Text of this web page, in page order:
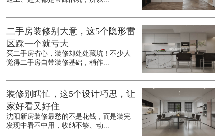
二手房装修别大意，这5个隐形雷
区踩一个就亏大
买二手房省心，装修却处处藏坑！不少人
觉得二手房自带装修基础，稍作...
装修别瞎忙，这5个设计巧思，让
家好看又好住
沈阳新房装修最愁的不是花钱，而是装完
发现中看不中用，收纳不够、动...